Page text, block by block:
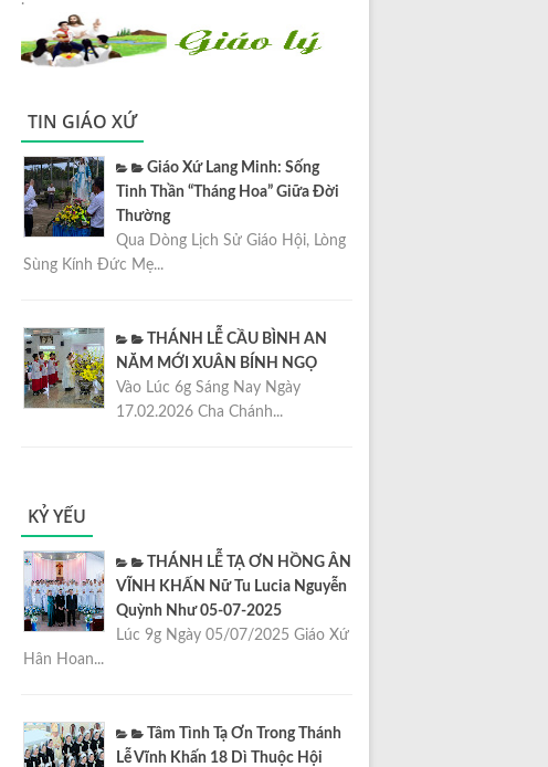
TIN GIÁO XỨ
Giáo Xứ Lang Minh: Sống
Tinh Thần “Tháng Hoa” Giữa Đời
Thường
Qua Dòng Lịch Sử Giáo Hội, Lòng
Sùng Kính Đức Mẹ...
THÁNH LỄ CẦU BÌNH AN
NĂM MỚI XUÂN BÍNH NGỌ
Vào Lúc 6g Sáng Nay Ngày
17.02.2026 Cha Chánh...
KỶ YẾU
THÁNH LỄ TẠ ƠN HỒNG ÂN
VĨNH KHẤN Nữ Tu Lucia Nguyễn
Quỳnh Như 05-07-2025
Lúc 9g Ngày 05/07/2025 Giáo Xứ
Hân Hoan...
Tâm Tình Tạ Ơn Trong Thánh
Lễ Vĩnh Khấn 18 Dì Thuộc Hội